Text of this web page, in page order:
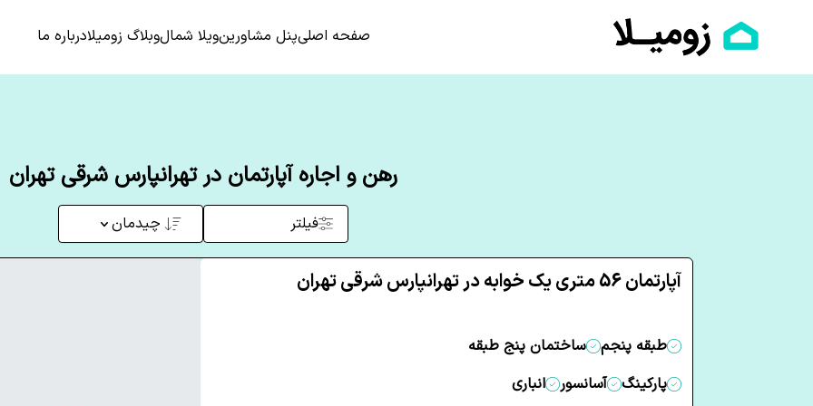
صفحه اصلیپنل مشاورینویلا شمالوبلاگ زومیلادرباره ما
رهن و اجاره آپارتمان در تهرانپارس شرقی تهران
فیلتر چیدمان
آپارتمان 56 متری یک خوابه در تهرانپارس شرقی تهران
طبقه پنجم
ساختمان پنج طبقه
پارکینگ
آسانسور
انباری